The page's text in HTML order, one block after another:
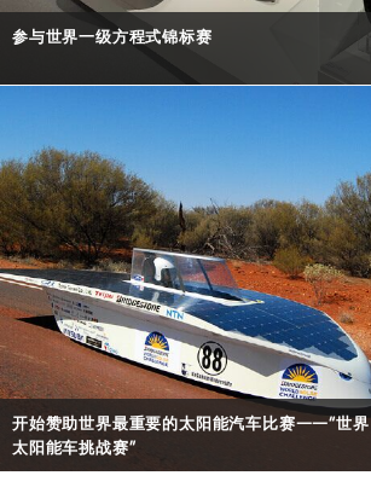
参与世界一级方程式锦标赛
开始赞助世界最重要的太阳能汽车比赛——“世界
太阳能车挑战赛”